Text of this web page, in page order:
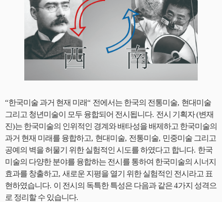
“한국미술 과거 현재 미래“ 전에서는 한국의 전통미술, 현대미술
그리고 청년미술이 모두 융합되어 전시됩니다. 전시 기획자(변재
진)는 한국미술의 인위적인 경계와 배타성을 배제하고 한국미술의
과거 현재 미래를 융합하고, 현대미술, 전통미술, 민중미술 그리고
공예의 벽을 허물기 위한 실험적인 시도를 하였다고 합니다. 한국
미술의 다양한 분야를 융합하는 전시를 통하여 한국미술의 시너지
효과를 창출하고, 새로운 지평을 열기 위한 실험적인 전시라고 표
현하였습니다. 이 전시의 독특한 특성은 다음과 같은4가지 성격으
로 정리할 수 있습니다.